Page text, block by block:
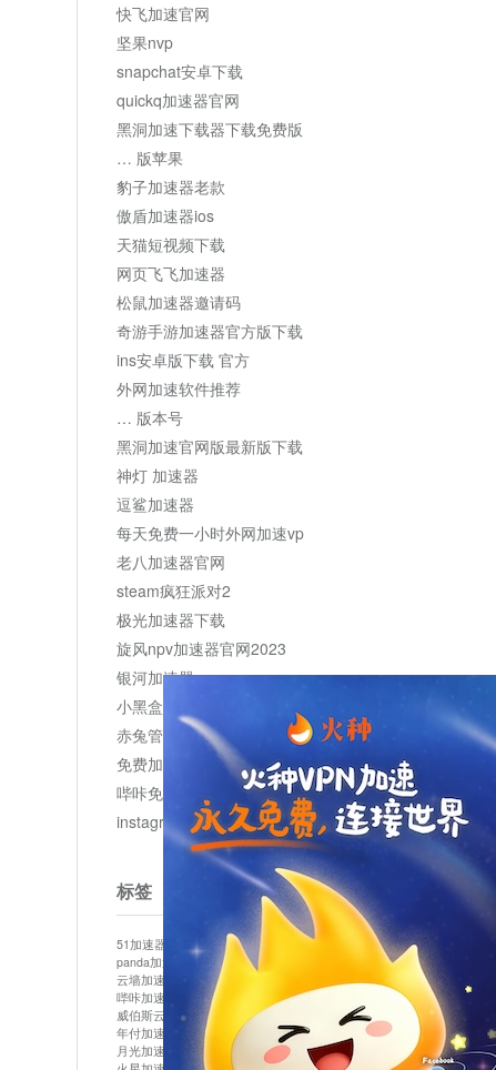
快飞加速官网
坚果nvp
snapchat安卓下载
quickq加速器官网
黑洞加速下载器下载免费版
… 版苹果
豹子加速器老款
傲盾加速器ios
天猫短视频下载
网页飞飞加速器
松鼠加速器邀请码
奇游手游加速器官方版下载
ins安卓版下载 官方
外网加速软件推荐
… 版本号
黑洞加速官网版最新版下载
神灯 加速器
逗鲨加速器
每天免费一小时外网加速vp
老八加速器官网
steam疯狂派对2
极光加速器下载
旋风npv加速器官网2023
银河加速器
小黑盒加速器加速
赤兔管理平台
免费加速器
哔咔免费加速服务器
instagram网页版登录入口
标签
51加速器 bitznet hidecat i7加速器
kuai500
panda加速器
snap加速器 vp加速器
中信加速器
云墙加速器
云速加速器
哔咔加速器
哔咔哔咔加速器 喵云 回锅肉加速器
威伯斯云
小明加速器 小蓝鸟加速器
布谷vp加速器
年付加速器
心阶云 快连 怎么上外网
易飞加速器
月光加速器
机场加速器 松果云 梯子加速器